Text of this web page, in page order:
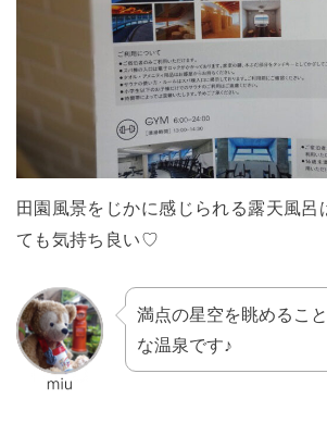
田園風景をじかに感じられる露天風呂
ても気持ち良い♡
満点の星空を眺めるこ
な温泉です♪